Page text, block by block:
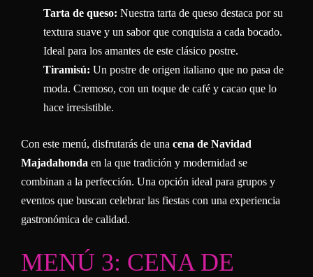
Tarta de queso: Nuestra tarta de queso destaca por su
textura suave y un sabor que conquista a cada bocado.
Ideal para los amantes de este clásico postre.
Tiramisú: Un postre de origen italiano que no pasa de
moda. Cremoso, con un toque de café y cacao que lo
hace irresistible.
Con este menú, disfrutarás de una cena de Navidad
Majadahonda en la que tradición y modernidad se
combinan a la perfección. Una opción ideal para grupos y
eventos que buscan celebrar las fiestas con una experiencia
gastronómica de calidad.
MENÚ 3: CENA DE